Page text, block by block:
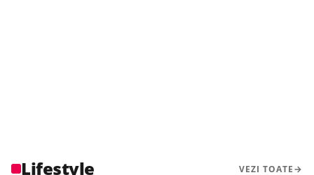
Lifestyle VEZI TOATE